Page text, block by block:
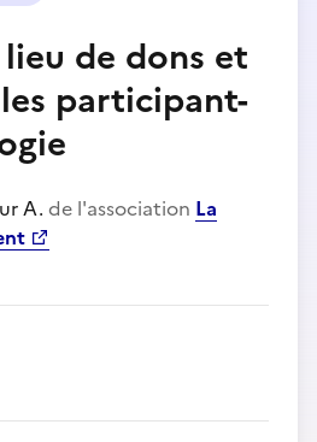
de dons et
participant-
A. de l'association La